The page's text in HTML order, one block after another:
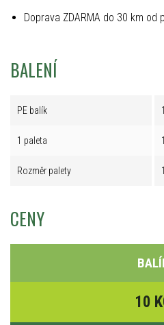
Doprava ZDARMA do 30 km od
BALENÍ
PE balík
1 paleta
Rozměr palety
CENY
10